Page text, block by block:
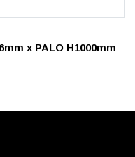
x PALO H1000mm